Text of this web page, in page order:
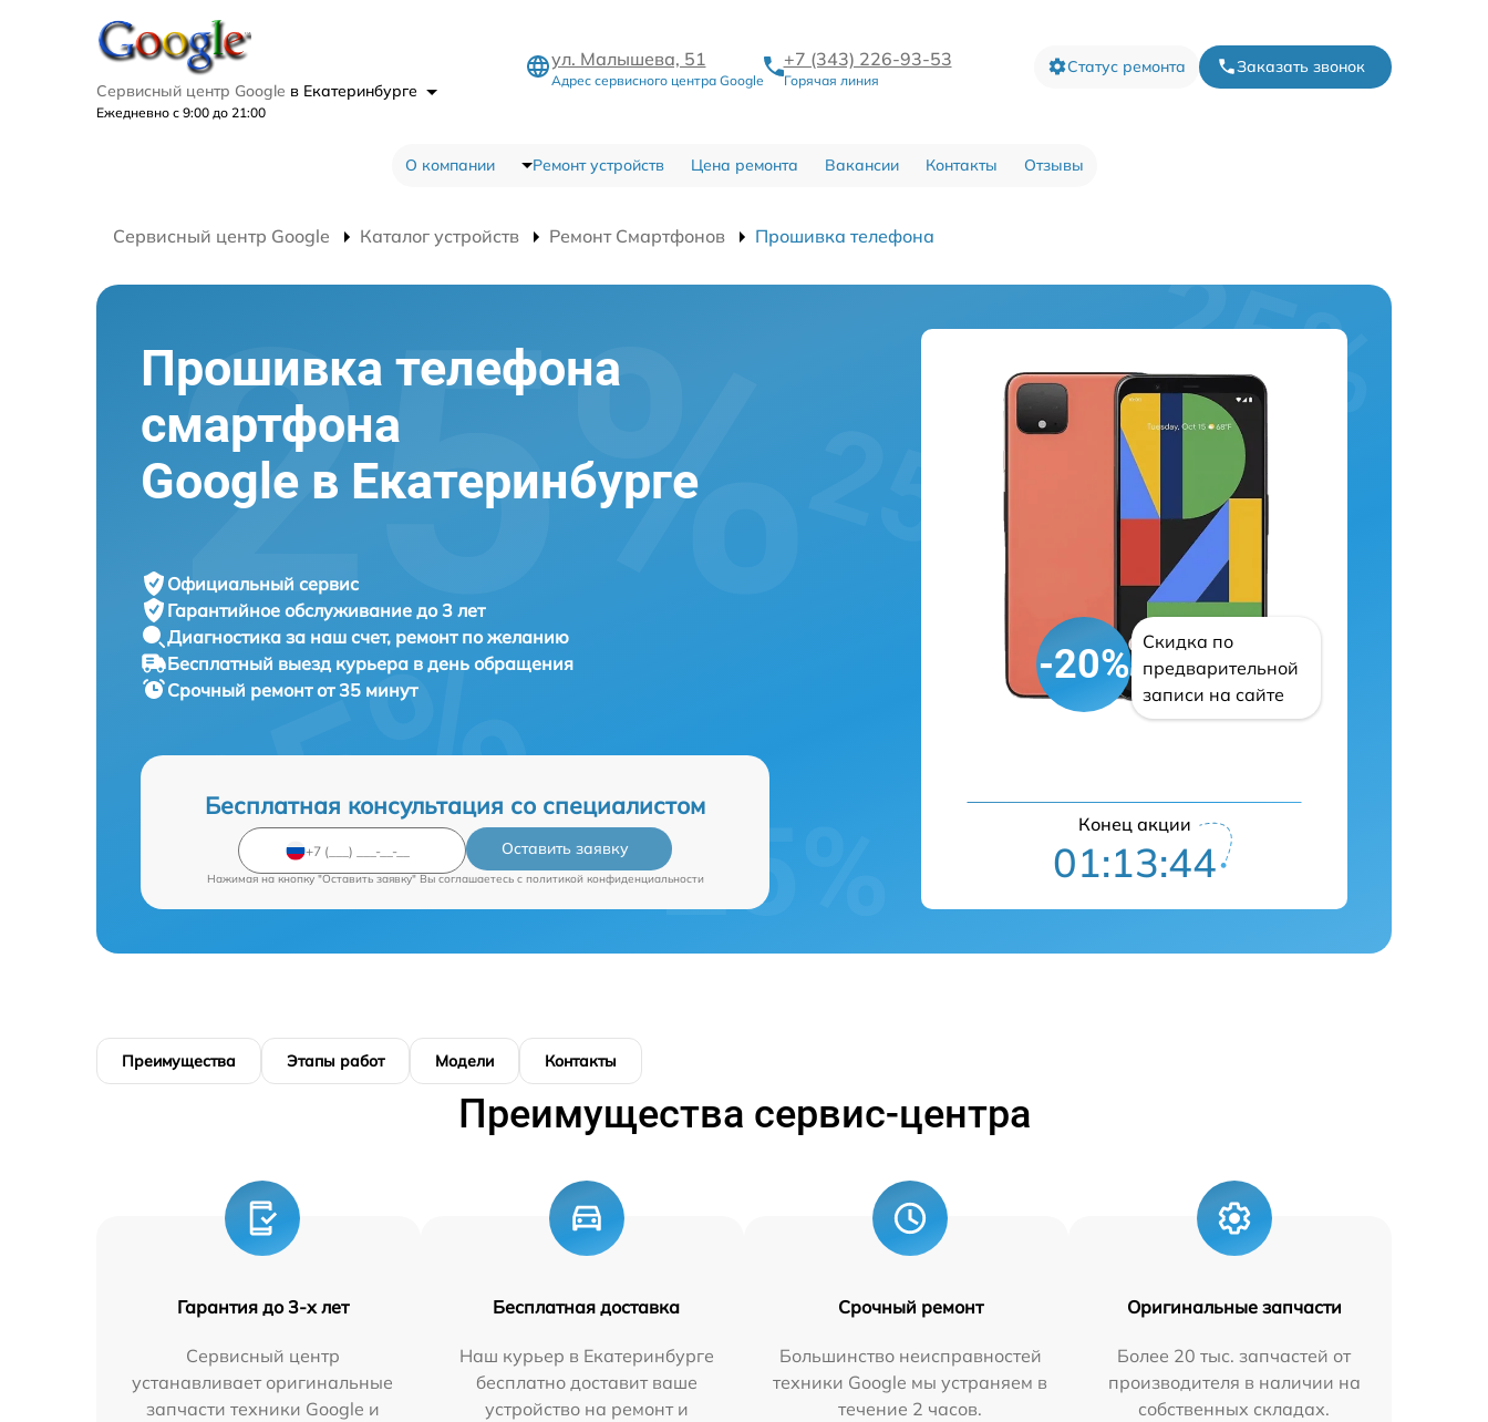
Сервисный центр Google в Екатеринбурге
Ежедневно с 9:00 до 21:00
ул. Малышева, 51
Адрес сервисного центра Google
+7 (343) 226-93-53
Горячая линия
Статус ремонта Заказать звонок
О компании Ремонт устройств Цена ремонта Вакансии Контакты Отзывы
Сервисный центр Google Каталог устройств Ремонт Смартфонов Прошивка телефона
Прошивка телефона
смартфона
Google в Екатеринбурге
Официальный сервис
Гарантийное обслуживание до 3 лет
Диагностика за наш счет, ремонт по желанию
Бесплатный выезд курьера в день обращения
Срочный ремонтот 35 минут
Бесплатная консультация со специалистом
Оставить заявку
Нажимая на кнопку "Оставить заявку" Вы соглашаетесь c политикой конфиденциальности
-20%
Скидка по
предварительной
записи на сайте
Конец акции
01:13:43
Преимущества Этапы работ Модели Контакты
Преимущества сервис-центра
Гарантия до 3-х лет
Сервисный центр
устанавливает оригинальные
запчасти техники Google и
Бесплатная доставка
Наш курьер в Екатеринбурге
бесплатно доставит ваше
устройство на ремонт и
Срочный ремонт
Большинство неисправностей
техники Google мы устраняем в
течение 2 часов.
Оригинальные запчасти
Более 20 тыс. запчастей от
производителя в наличии на
собственных складах.